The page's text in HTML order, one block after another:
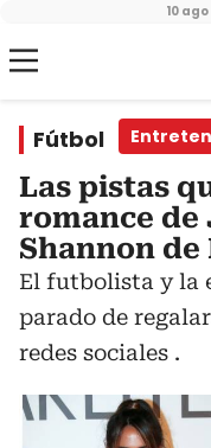
10
Fútbol
Las pistas
romance de
Shannon de
El futbolista y la
parado de
redes sociales .